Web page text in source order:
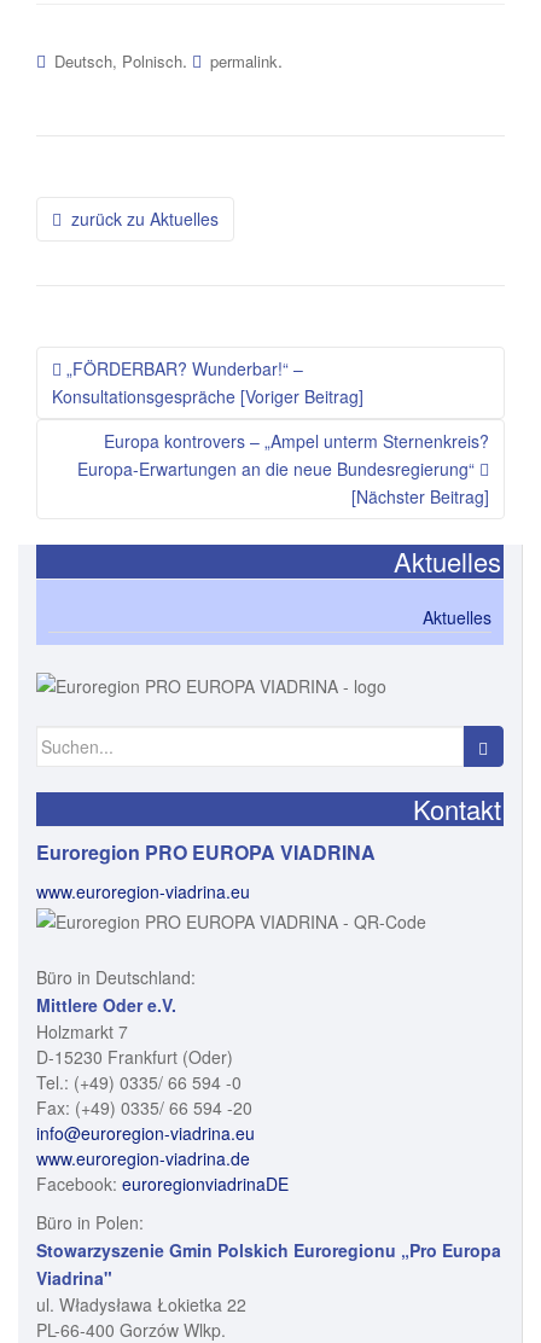
Deutsch, Polnisch. permalink.
Beitragsnavigation
zurück zu Aktuelles
„FÖRDERBAR? Wunderbar!“ –
Konsultationsgespräche [Voriger Beitrag]
Europa kontrovers – „Ampel unterm Sternenkreis?
Europa-Erwartungen an die neue Bundesregierung“
[Nächster Beitrag]
Aktuelles
Aktuelles
Suchen
Kontakt
Euroregion PRO EUROPA VIADRINA
www.euroregion-viadrina.eu
Büro in Deutschland:
Mittlere Oder e.V.
Holzmarkt 7
D-15230 Frankfurt (Oder)
Tel.: (+49) 0335/ 66 594 -0
Fax: (+49) 0335/ 66 594 -20
info@euroregion-viadrina.eu
www.euroregion-viadrina.de
Facebook: euroregionviadrinaDE
Büro in Polen:
Stowarzyszenie Gmin Polskich Euroregionu „Pro Europa
Viadrina"
ul. Władysława Łokietka 22
PL-66-400 Gorzów Wlkp.